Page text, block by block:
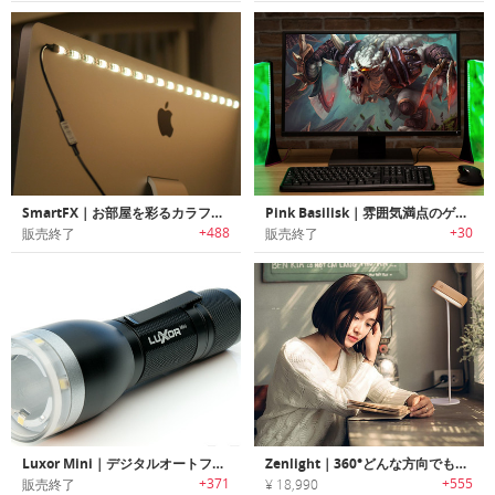
SmartFX｜お部屋を彩るカラフルLEDストリップ
販売終了 +488
Pink Basilisk｜雰囲気満点のゲーム用ガイドライト「ピンクバジリスク」
販売終了 +30
Luxor Mini｜デジタルオートフォーカス機能搭載スマートポケットフラッシュライト「ルクソーミニ」
販売終了 +371
Zenlight｜360°どんな方向でも照らせるナチュラルデザインランプ「ゼンライト」
¥ 18,990 +555